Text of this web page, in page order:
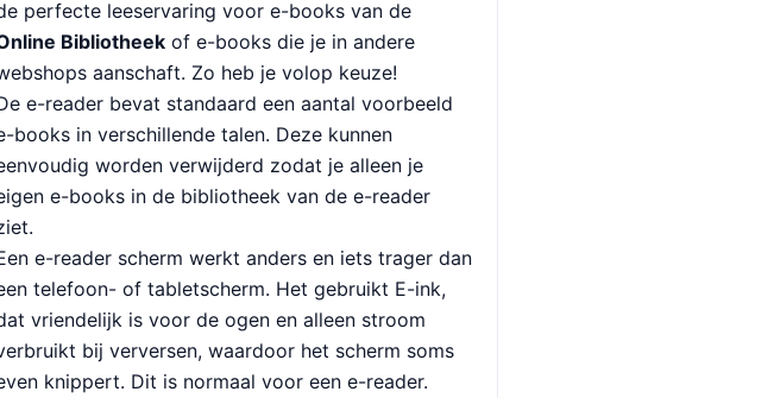
perfecte leeservaring voor e-books van de
Bibliotheek of e-books die je in andere
aanschaft. Zo heb je volop keuze!
e-reader bevat standaard een aantal voorbeeld
books in verschillende talen. Deze kunnen
worden verwijderd zodat je alleen je
e-books in de bibliotheek van de e-reader
e-reader scherm werkt anders en iets trager dan
telefoon- of tabletscherm. Het gebruikt E-ink,
vriendelijk is voor de ogen en alleen stroom
bij verversen, waardoor het scherm soms
knippert. Dit is normaal voor een e-reader.